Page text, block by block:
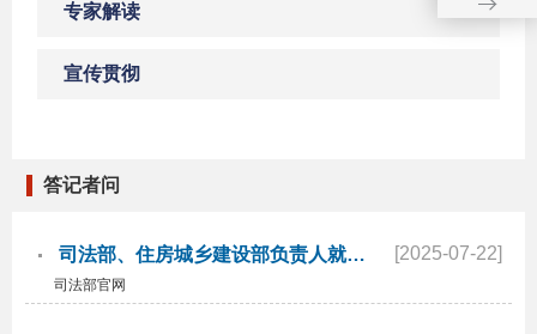
专家解读
宣传贯彻
答记者问
司法部、住房城乡建设部负责人就《住房租赁条例》答记者问 [2025-07-22]
司法部官网